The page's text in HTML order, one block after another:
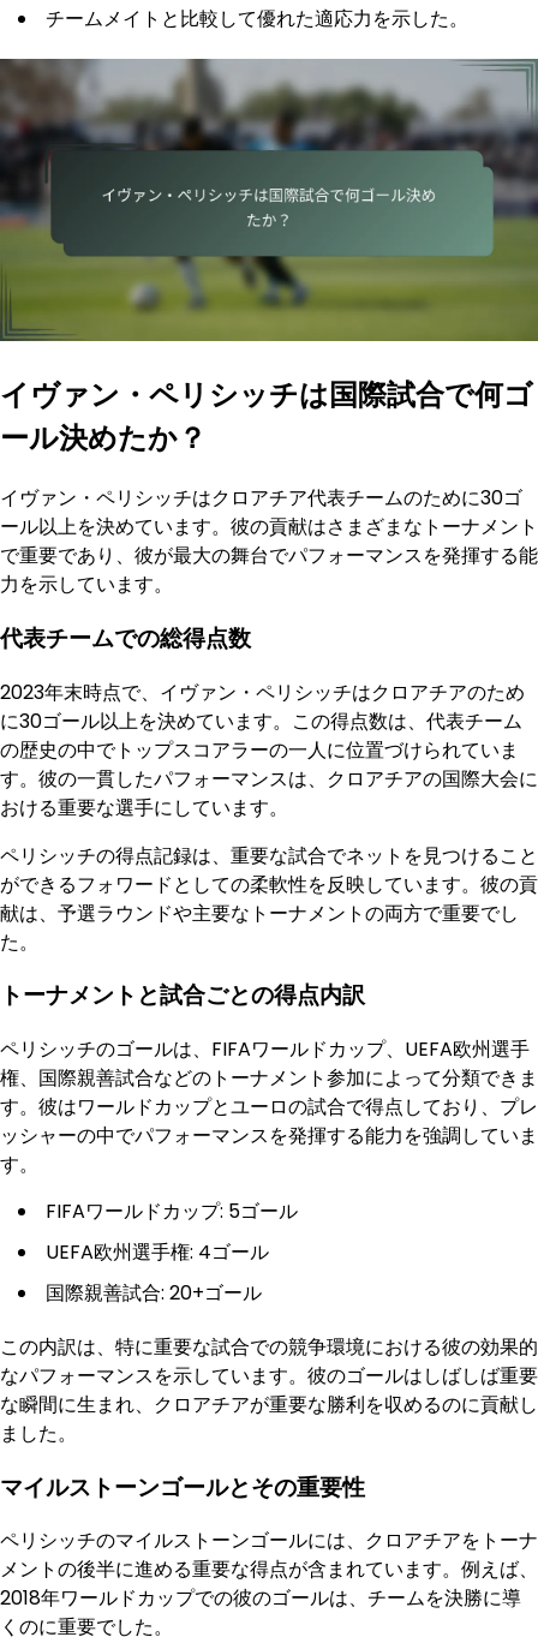
チームメイトと比較して優れた適応力を示した。
イヴァン・ペリシッチは国際試合で何ゴ
ール決めたか？
イヴァン・ペリシッチはクロアチア代表チームのために30ゴ
ール以上を決めています。彼の貢献はさまざまなトーナメント
で重要であり、彼が最大の舞台でパフォーマンスを発揮する能
力を示しています。
代表チームでの総得点数
2023年末時点で、イヴァン・ペリシッチはクロアチアのため
に30ゴール以上を決めています。この得点数は、代表チーム
の歴史の中でトップスコアラーの一人に位置づけられていま
す。彼の一貫したパフォーマンスは、クロアチアの国際大会に
おける重要な選手にしています。
ペリシッチの得点記録は、重要な試合でネットを見つけること
ができるフォワードとしての柔軟性を反映しています。彼の貢
献は、予選ラウンドや主要なトーナメントの両方で重要でし
た。
トーナメントと試合ごとの得点内訳
ペリシッチのゴールは、FIFAワールドカップ、UEFA欧州選手
権、国際親善試合などのトーナメント参加によって分類できま
す。彼はワールドカップとユーロの試合で得点しており、プレ
ッシャーの中でパフォーマンスを発揮する能力を強調していま
す。
FIFAワールドカップ: 5ゴール
UEFA欧州選手権: 4ゴール
国際親善試合: 20+ゴール
この内訳は、特に重要な試合での競争環境における彼の効果的
なパフォーマンスを示しています。彼のゴールはしばしば重要
な瞬間に生まれ、クロアチアが重要な勝利を収めるのに貢献し
ました。
マイルストーンゴールとその重要性
ペリシッチのマイルストーンゴールには、クロアチアをトーナ
メントの後半に進める重要な得点が含まれています。例えば、
2018年ワールドカップでの彼のゴールは、チームを決勝に導
くのに重要でした。